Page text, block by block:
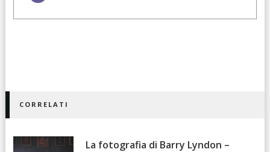
CORRELATI
La fotografia di Barry Lyndon –